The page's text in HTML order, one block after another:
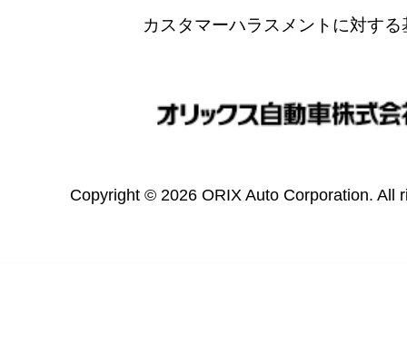
カスタマーハラスメントに対する
Copyright © 2026 ORIX Auto Corporation. All